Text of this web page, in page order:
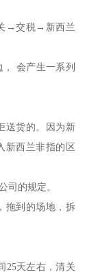
→交税→新西兰
会产生一系列
送货的。因为新
新西兰非指的区
司的规定。
拖到的场地，拆
25天左右，清关